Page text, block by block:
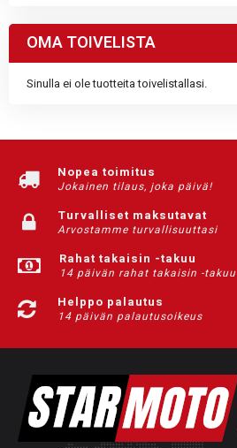
OMA TOIVELISTA
Sinulla ei ole tuotteita toivelistallasi.
Nopea toimitus
Jokainen tilaus, joka päivä!
Turvalliset maksutavat
Arvostamme turvallisuuttasi
Rahat takaisin -takuu
14 päivän rahat takaisin -takuu
Helppo palautus
14 päivän palautusoikeus